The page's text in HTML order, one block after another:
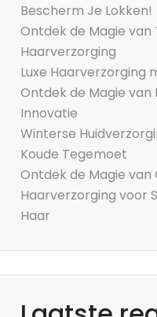
Bescherm Je Lokken!
Ontdek de Magie
Haarverzorging
Luxe Haarverzorging
Ontdek de Magie van
Innovatie
Winterse
Koude Tegemoet
Ontdek de Magie van
Haarverzorging voor
Haar